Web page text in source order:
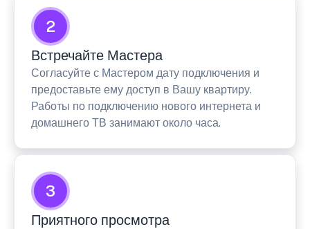
2
Встречайте Мастера
Согласуйте с Мастером дату подключения и
предоставьте ему доступ в Вашу квартиру.
Работы по подключению нового интернета и
домашнего ТВ занимают около часа.
3
Приятного просмотра